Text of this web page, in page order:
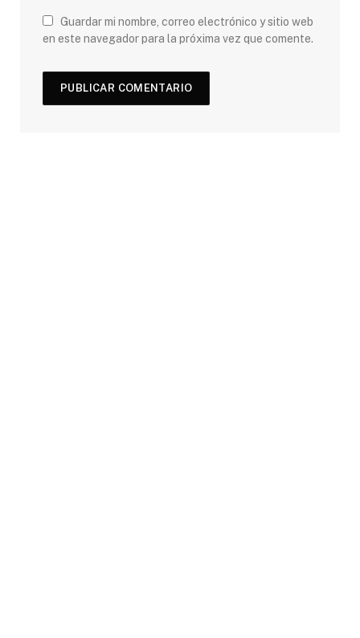
Guardar mi nombre, correo electrónico y sitio web
en este navegador para la próxima vez que comente.